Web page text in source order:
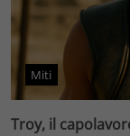
Miti
Troy, il